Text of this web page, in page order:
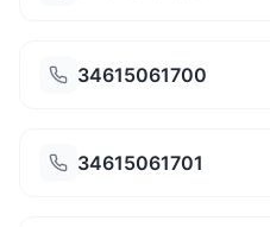
34615061700
34615061701